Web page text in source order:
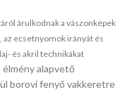
árulkodnak a vászonképek
ecsetnyomok irányát és
és akril technikákat
élmény alapvető
borovi fenyő vakkeretre